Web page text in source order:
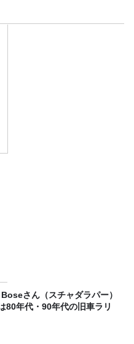
さん（スチャダラパー）
80年代・90年代の旧車ラリ